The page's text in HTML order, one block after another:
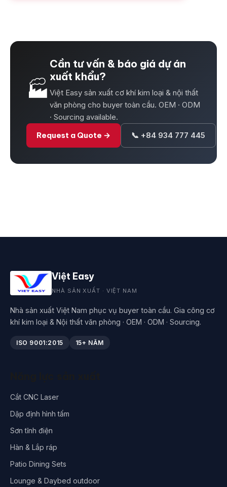
🏭
Cần tư vấn & báo giá dự án
xuất khẩu?
Việt Easy sản xuất cơ khí kim loại & nội thất
văn phòng cho buyer toàn cầu. OEM · ODM
· Sourcing available.
Request a Quote →
📞 +84 934 777 445
Việt Easy
NHÀ SẢN XUẤT · VIỆT NAM
Nhà sản xuất Việt Nam phục vụ buyer toàn cầu. Gia công cơ
khí kim loại & Nội thất văn phòng · OEM · ODM · Sourcing.
ISO 9001:2015 15+ NĂM
Cắt CNC Laser
Dập định hình tấm
Sơn tĩnh điện
Hàn & Lắp ráp
Patio Dining Sets
Lounge & Daybed outdoor